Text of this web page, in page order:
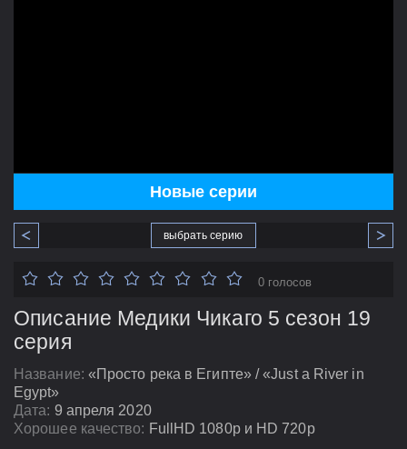
Новые серии
выбрать серию
Описание Медики Чикаго 5 сезон 19
серия
Название: «Просто река в Египте» / «Just a River in
Egypt»
Дата: 9 апреля 2020
Хорошее качество: FullHD 1080p и HD 720p
0 голосов